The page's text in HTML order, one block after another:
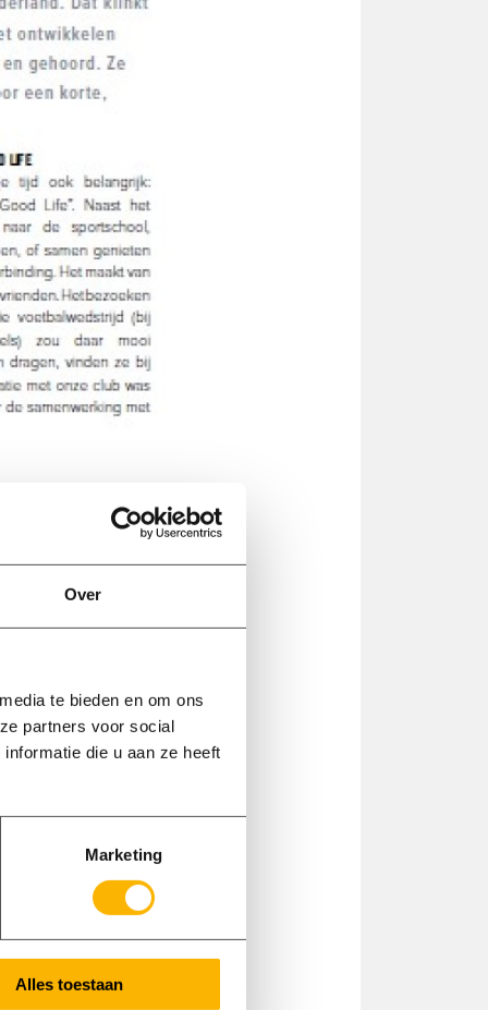
Over
te bieden en om ons
partners voor social
die u aan ze heeft
Marketing
Alles toestaan